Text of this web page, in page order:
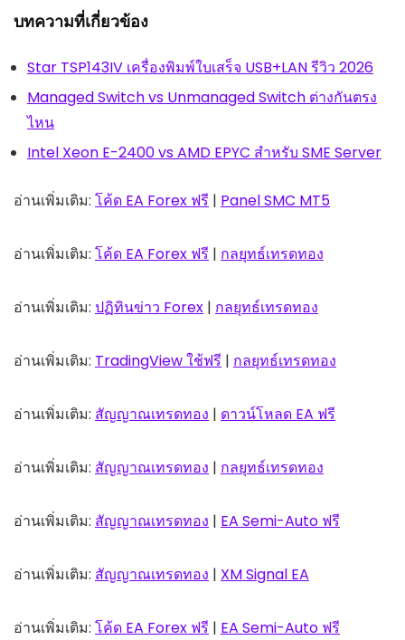
บทความที่เกี่ยวข้อง
Star TSP143IV เครื่องพิมพ์ใบเสร็จ USB+LAN รีวิว 2026
Managed Switch vs Unmanaged Switch ต่างกันตรง
ไหน
Intel Xeon E-2400 vs AMD EPYC สำหรับ SME Server
อ่านเพิ่มเติม: โค้ด EA Forex ฟรี | Panel SMC MT5
อ่านเพิ่มเติม: โค้ด EA Forex ฟรี | กลยุทธ์เทรดทอง
อ่านเพิ่มเติม: ปฏิทินข่าว Forex | กลยุทธ์เทรดทอง
อ่านเพิ่มเติม: TradingView ใช้ฟรี | กลยุทธ์เทรดทอง
อ่านเพิ่มเติม: สัญญาณเทรดทอง | ดาวน์โหลด EA ฟรี
อ่านเพิ่มเติม: สัญญาณเทรดทอง | กลยุทธ์เทรดทอง
อ่านเพิ่มเติม: สัญญาณเทรดทอง | EA Semi-Auto ฟรี
อ่านเพิ่มเติม: สัญญาณเทรดทอง | XM Signal EA
อ่านเพิ่มเติม: โค้ด EA Forex ฟรี | EA Semi-Auto ฟรี